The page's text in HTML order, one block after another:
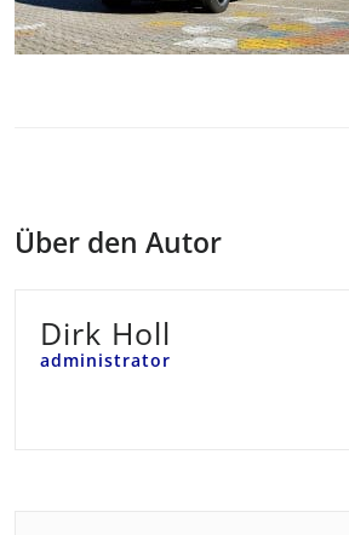
Über den Autor
Dirk Holl
administrator